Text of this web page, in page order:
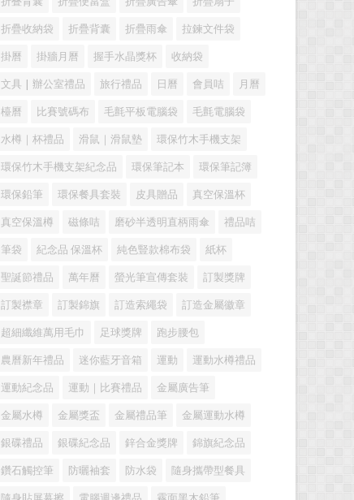
折疊收納袋 折疊背囊 折疊雨傘 拉鍊文件袋
掛曆 掛牆月曆 握手水晶獎杯 收納袋
文具 | 辦公室禮品 旅行禮品 日曆 會員咭 月曆
檯曆 比賽號碼布 毛氈平板電腦袋 毛氈電腦袋
水樽｜杯禮品 滑鼠｜滑鼠墊 環保竹木手機支架
環保竹木手機支架紀念品 環保筆記本 環保筆記簿
環保鉛筆 環保餐具套裝 皮具贈品 真空保溫杯
真空保溫樽 磁條咭 磨砂半透明直柄雨傘 禮品咭
筆袋 紀念品 保溫杯 純色豎款棉布袋 紙杯
聖誕節禮品 萬年曆 螢光筆宣傳套裝 訂製獎牌
訂製襟章 訂製錦旗 訂造索繩袋 訂造金屬徽章
超細纖維萬用毛巾 足球獎牌 跑步腰包
農曆新年禮品 迷你藍牙音箱 運動 運動水樽禮品
運動紀念品 運動｜比賽禮品 金屬廣告筆
金屬水樽 金屬獎盃 金屬禮品筆 金屬運動水樽
銀碟禮品 銀碟紀念品 鋅合金獎牌 錦旗紀念品
鑽石觸控筆 防曬袖套 防水袋 隨身攜帶型餐具